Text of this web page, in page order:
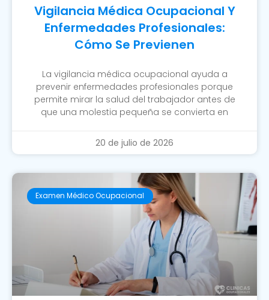
Vigilancia Médica Ocupacional Y
Enfermedades Profesionales:
Cómo Se Previenen
La vigilancia médica ocupacional ayuda a
prevenir enfermedades profesionales porque
permite mirar la salud del trabajador antes de
que una molestia pequeña se convierta en
20 de julio de 2026
Examen Médico Ocupacional